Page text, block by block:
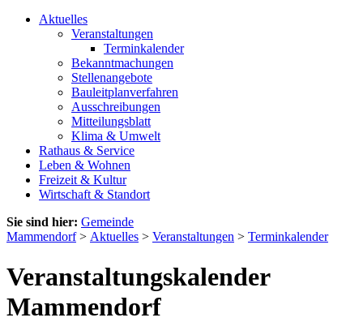
Aktuelles
Veranstaltungen
Terminkalender
Bekanntmachungen
Stellenangebote
Bauleitplanverfahren
Ausschreibungen
Mitteilungsblatt
Klima & Umwelt
Rathaus & Service
Leben & Wohnen
Freizeit & Kultur
Wirtschaft & Standort
Sie sind hier: Gemeinde
Mammendorf> Aktuelles > Veranstaltungen > Terminkalender
Veranstaltungskalender
Mammendorf